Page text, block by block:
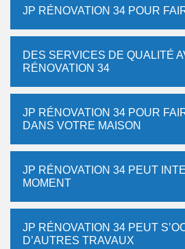
JP RÉNOVATION 34 POUR
DES SERVICES DE QUALITÉ
RÉNOVATION 34
JP RÉNOVATION 34 POUR
DANS VOTRE MAISON
JP RÉNOVATION 34 PEUT
MOMENT
JP RÉNOVATION 34 PEUT
D’AUTRES TRAVAUX